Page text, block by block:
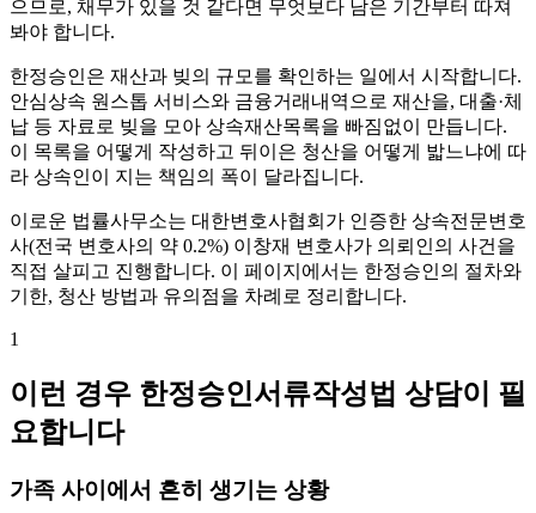
으므로, 채무가 있을 것 같다면 무엇보다 남은 기간부터 따져
봐야 합니다.
한정승인은 재산과 빚의 규모를 확인하는 일에서 시작합니다.
안심상속 원스톱 서비스와 금융거래내역으로 재산을, 대출·체
납 등 자료로 빚을 모아 상속재산목록을 빠짐없이 만듭니다.
이 목록을 어떻게 작성하고 뒤이은 청산을 어떻게 밟느냐에 따
라 상속인이 지는 책임의 폭이 달라집니다.
이로운 법률사무소는 대한변호사협회가 인증한 상속전문변호
사(전국 변호사의 약 0.2%) 이창재 변호사가 의뢰인의 사건을
직접 살피고 진행합니다. 이 페이지에서는 한정승인의 절차와
기한, 청산 방법과 유의점을 차례로 정리합니다.
1
이런 경우 한정승인서류작성법 상담이 필
요합니다
가족 사이에서 흔히 생기는 상황